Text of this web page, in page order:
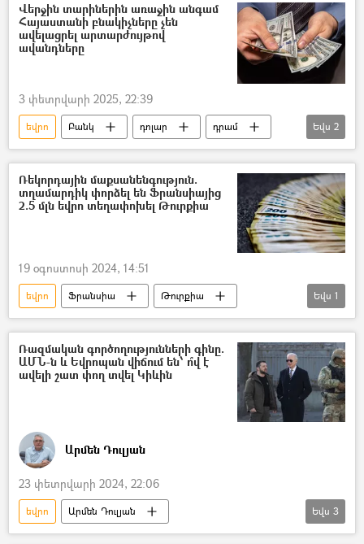
Վերջին տարիներին առաջին անգամ
Հայաստանի բնակիչները չեն
ավելացրել արտարժույթով
ավանդները
3 փետրվարի 2025, 22:39
եվրո Բանկ դոլար
դրամ
Հայաստան
ավանդ
Եվս 2
Ռեկորդային մաքսանենգություն.
տղամարդիկ փորձել են Ֆրանսիայից
2.5 մլն եվրո տեղափոխել Թուրքիա
19 օգոստոսի 2024, 14:51
եվրո Ֆրանսիա
Թուրքիա
մաքսանենգություն
Եվս 1
Ռազմական գործողությունների գինը.
ԱՄՆ-ն և Եվրոպան վիճում են՝ ո՞վ է
ավելի շատ փող տվել Կիևին
Արմեն Դուլյան
23 փետրվարի 2024, 22:06
եվրո
Արմեն Դուլյան
5 րոպե Դուլյանի հետ
ԱՄՆ
Եվս 3